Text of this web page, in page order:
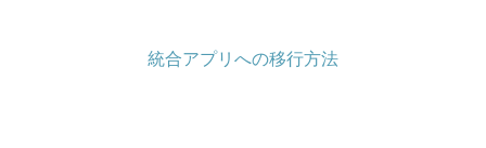
統合アプリへの移行方法